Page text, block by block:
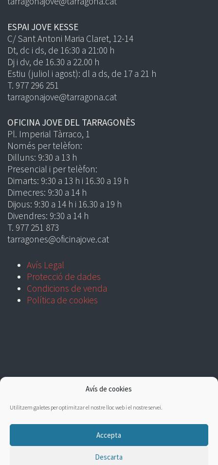
Avís de cookies
Utilitzem galetes per optimitzar el nostre lloc web i el nostre servei.
Accepta
Descarta
ESPAI JOVE KESSE
C/ Sant Antoni Maria Claret, 12-14
Dt, dc i ds, de 16:30 a 21:00 h
Dj i dv, de 16.30 a 22.00 h
Estiu (juliol i agost): dl a ds, de 17 a 21 h
T. 977 296 251
tarragonajove@tarragona.cat
OFICINA JOVE DEL TARRAGONÈS
Pl. Imperial Tàrraco, 1
Només per telèfon:
Dilluns: 9:30 a 13 h
Presencial i per telèfon:
Dimarts: 9:30 a 13 h i 16.30 a 19 h
Dimecres: 9:30 a 14 h
Dijous: 9:30 a 14 h i 16.30 a 19 h
Divendres: 9:30 a 14 h
T. 977 251 873
tarragones@oficinajove.cat
Avís Legal
Protecció de dades
Condicions de venda
Política de cookies